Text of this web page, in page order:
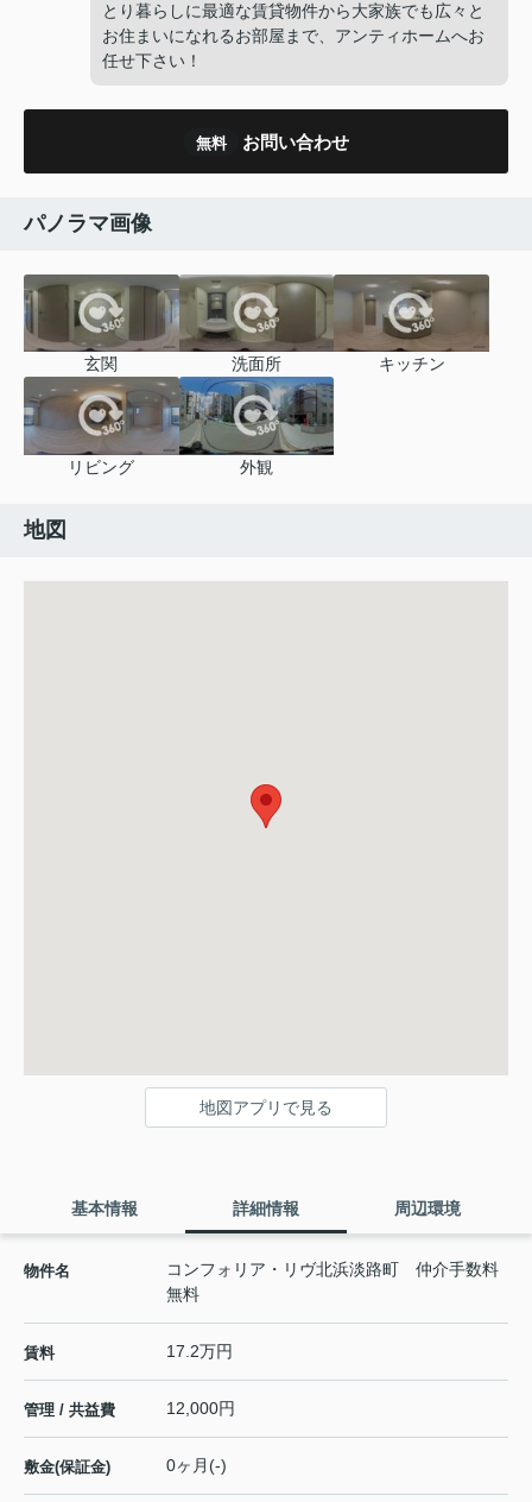
とり暮らしに最適な賃貸物件から大家族でも広々と
お住まいになれるお部屋まで、アンティホームへお
任せ下さい！
無料 お問い合わせ
パノラマ画像
玄関 洗面所 キッチン
リビング 外観
地図
地図アプリで見る
基本情報 詳細情報 周辺環境
物件名
コンフォリア・リヴ北浜淡路町 仲介手数料
無料
賃料 17.2万円
管理 / 共益費 12,000円
敷金(保証金) 0ヶ月(-)